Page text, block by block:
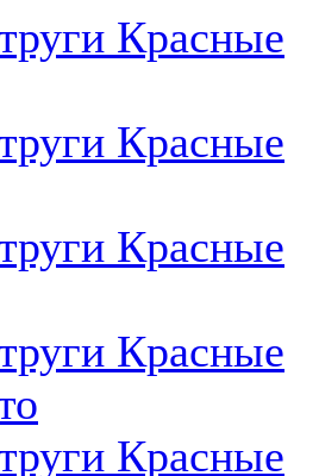
Красные
Красные
Красные
Красные
Красные